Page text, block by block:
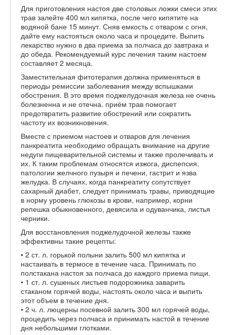
Для приготовления настоя две столовых ложки смеси этих
трав залейте 400 мл кипятка, после чего кипятите на
водяной бане 15 минут. Сняв емкость с отваром с огня,
дайте ему настояться около часа и процедите. Выпить
лекарство нужно в два приема за полчаса до завтрака и
до обеда. Рекомендуемый курс лечения таким настоем
составляет 2 месяца.
Заместительная фитотерапия должна применяться в
периоды ремиссии заболевания между вспышками
обострения. В это время поджелудочная железа не очень
болезненна и не отечна. приём трав помогает
предотвратить развитие обострений или сократить
частоту их возникновения.
Вместе с приемом настоев и отваров для лечения
панкреатита необходимо обращать внимание на другие
недуги пищеварительной системы и также пролечивать и
их. К таким проблемам относятся изжога, диспепсия,
патологии желчного пузыря и печени, гастрит и язва
желудка. В случаях, когда панкреатиту сопутствует
сахарный диабет, следует принимать травы, приводящие
в норму уровень глюкозы в крови, например, корни
репешка обыкновенного, девясила и одуванчика, листья
черники.
Для восстановления поджелудочной железы также
эффективны такие рецепты:
• 2 ст. л. горькой полыни залить 500 мл кипятка и
настаивать в термосе в течение часа. Принимать по
полстакана настоя за полчаса до каждого приема пищи.
• 1 ст. л. сушеных листьев подорожника заварить
стаканом горячей воды, настоять около часа и выпить
этот объем в течение дня.
• 2 ч. л. люцерны посевной залить 300 мл горячей воды,
процедить через полчаса и принимать настой в течение
дня небольшими глотками.